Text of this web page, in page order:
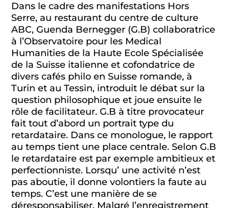
Dans le cadre des manifestations Hors
Serre, au restaurant du centre de culture
ABC, Guenda Bernegger (G.B) collaboratrice
à l’Observatoire pour les Medical
Humanities de la Haute Ecole Spécialisée
de la Suisse italienne et cofondatrice de
divers cafés philo en Suisse romande, à
Turin et au Tessin, introduit le débat sur la
question philosophique et joue ensuite le
rôle de facilitateur. G.B à titre provocateur
fait tout d’abord un portrait type du
retardataire. Dans ce monologue, le rapport
au temps tient une place centrale. Selon G.B
le retardataire est par exemple ambitieux et
perfectionniste. Lorsqu’ une activité n’est
pas aboutie, il donne volontiers la faute au
temps. C’est une manière de se
déresponsabiliser. Malgré l’enregistrement